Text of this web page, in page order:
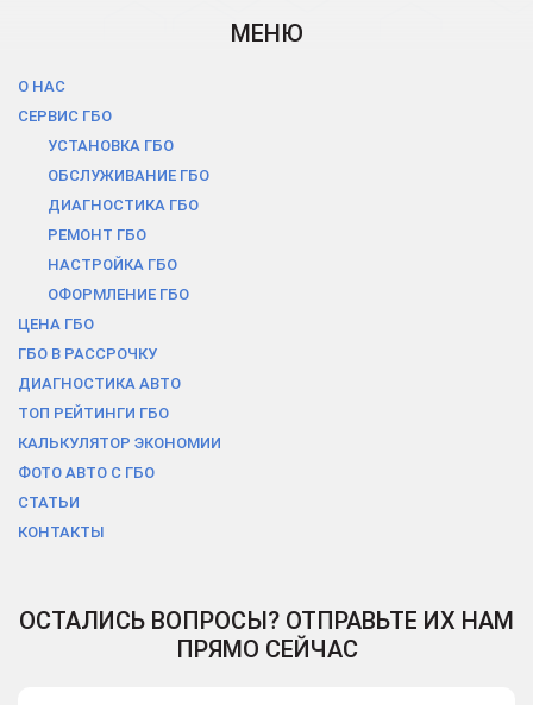
МЕНЮ
О НАС
СЕРВИС ГБО
УСТАНОВКА ГБО
ОБСЛУЖИВАНИЕ ГБО
ДИАГНОСТИКА ГБО
РЕМОНТ ГБО
НАСТРОЙКА ГБО
ОФОРМЛЕНИЕ ГБО
ЦЕНА ГБО
ГБО В РАCСРОЧКУ
ДИАГНОСТИКА АВТО
ТОП РЕЙТИНГИ ГБО
КАЛЬКУЛЯТОР ЭКОНОМИИ
ФОТО АВТО С ГБО
СТАТЬИ
КОНТАКТЫ
ОСТАЛИСЬ ВОПРОСЫ? ОТПРАВЬТЕ ИХ НАМ
ПРЯМО СЕЙЧАС